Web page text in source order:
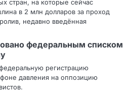
стран, на которые сейчас
в 2 млн долларов за проход
недавно введённая
федеральным списком
регистрацию
давления на оппозицию